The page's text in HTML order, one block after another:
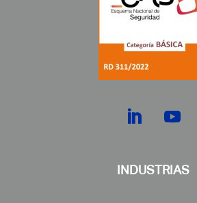
INDUSTRIAS